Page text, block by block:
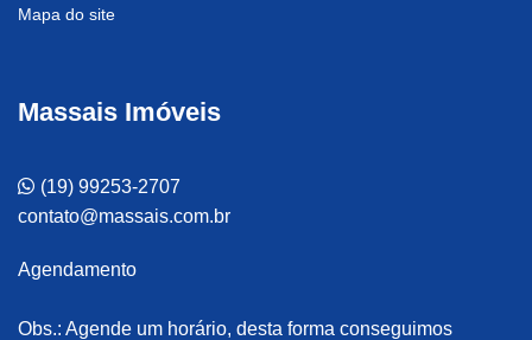
Mapa do site
Massais Imóveis
(19) 99253-2707
contato@massais.com.br
Agendamento
Obs.: Agende um horário, desta forma conseguimos